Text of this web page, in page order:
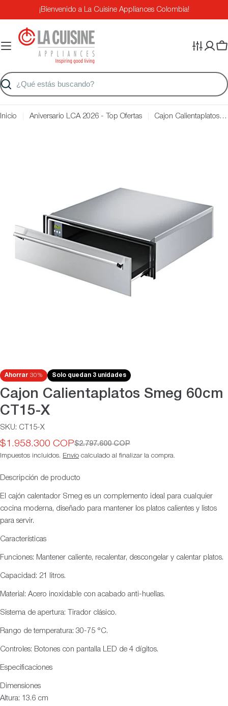
al
contenido
¡Bienvenido a La Cuisine Appliances Colombia!
Buscar
Inicio Aniversario LCA 2026 - Top Ofertas Cajon Calientaplatos Smeg 60cm CT15-X
medios 0 en modal
Ahorrar 30% Solo quedan 3 unidades
Cajon Calientaplatos Smeg 60cm
CT15-X
SKU: CT15-X
Precio
de
$1.958.300 COP
Precio
habitual
$2.797.600 COP
Impuestos incluidos. Envío calculado al finalizar la compra.
Descripción de producto
El cajón calentador Smeg es un complemento ideal para cualquier
cocina moderna, diseñado para mantener los platos calientes y listos
para servir.
Características
Funciones: Mantener caliente, recalentar, descongelar y calentar platos.
Capacidad: 21 litros.
Material: Acero inoxidable con acabado anti-huellas.
Sistema de apertura: Tirador clásico.
Rango de temperatura: 30-75 °C.
Controles: Botones con pantalla LED de 4 dígitos.
Especificaciones
Dimensiones
Altura: 13.6 cm